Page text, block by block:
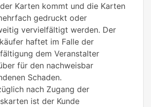
Karten kommt und die Karten
gedruckt oder
vervielfältigt werden. Der
haftet im Falle der
dem Veranstalter
für den nachweisbar
Schaden.
nach Zugang der
ist der Kunde